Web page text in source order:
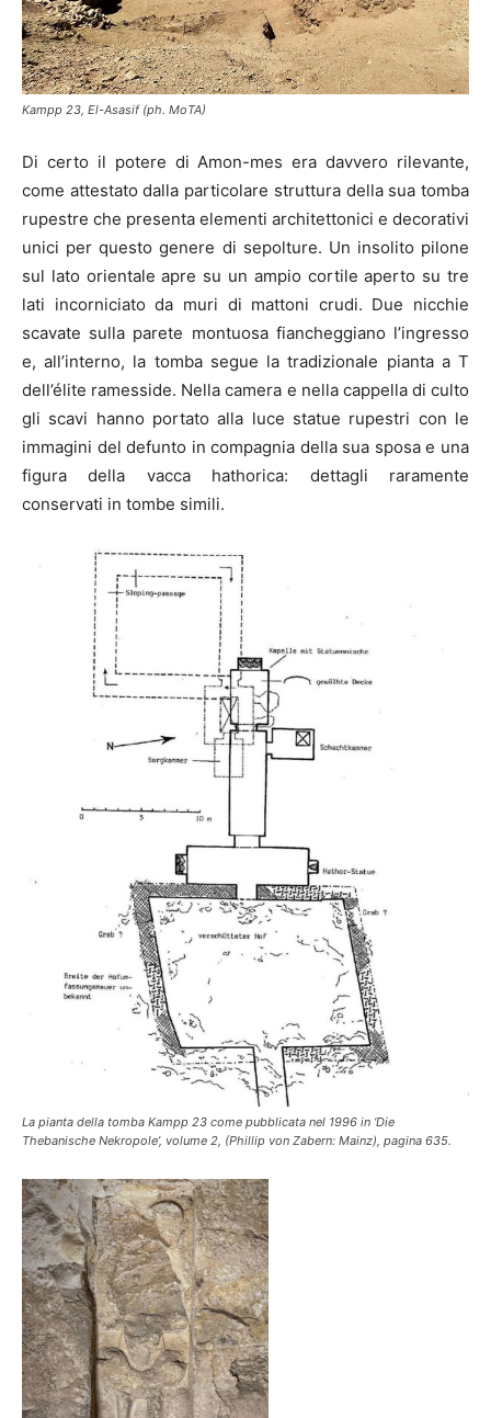
Kampp 23, El-Asasif (ph. MoTA)
Di certo il potere di Amon-mes era davvero rilevante,
come attestato dalla particolare struttura della sua tomba
rupestre che presenta elementi architettonici e decorativi
unici per questo genere di sepolture. Un insolito pilone
sul lato orientale apre su un ampio cortile aperto su tre
lati incorniciato da muri di mattoni crudi. Due nicchie
scavate sulla parete montuosa fiancheggiano l’ingresso
e, all’interno, la tomba segue la tradizionale pianta a T
dell’élite ramesside. Nella camera e nella cappella di culto
gli scavi hanno portato alla luce statue rupestri con le
immagini del defunto in compagnia della sua sposa e una
figura della vacca hathorica: dettagli raramente
conservati in tombe simili.
La pianta della tomba Kampp 23 come pubblicata nel 1996 in ‘Die
Thebanische Nekropole’, volume 2, (Phillip von Zabern: Mainz), pagina 635.